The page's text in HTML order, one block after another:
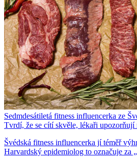
Sedmdesátiletá fitness influencerka ze
Tvrdí, že se cítí skvěle, lékaři upozorňují
Švédská fitness influencerka jí téměř
Harvardský epidemiolog to označuje za